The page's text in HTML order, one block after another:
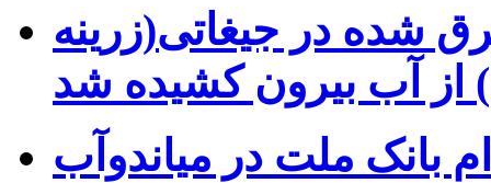
غرق شده در جیغاتی(زرینه
از آب بیرون کشیده شد
بانک ملت در میاندوآب